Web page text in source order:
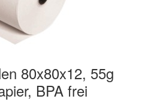
80x80x12, 55g
BPA frei